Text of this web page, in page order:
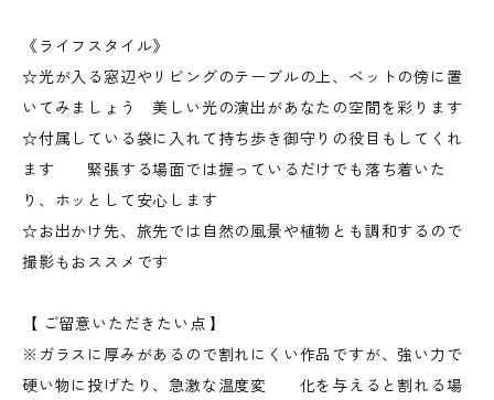
《ライフスタイル》
☆光が入る窓辺やリビングのテーブルの上、ベットの傍に置
いてみましょう 美しい光の演出があなたの空間を彩ります
☆付属している袋に入れて持ち歩き御守りの役目もしてくれ
ます 緊張する場面では握っているだけでも落ち着いた
り、ホッとして安心します
☆お出かけ先、旅先では自然の風景や植物とも調和するので
撮影もおススメです
【 ご留意いただきたい点 】
※ガラスに厚みがあるので割れにくい作品ですが、強い力で
硬い物に投げたり、急激な温度変 化を与えると割れる場